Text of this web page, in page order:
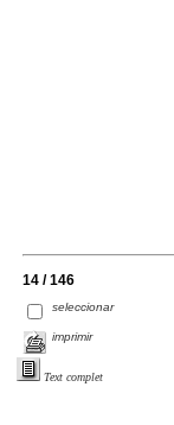
14 / 146
seleccionar
imprimir
Text complet